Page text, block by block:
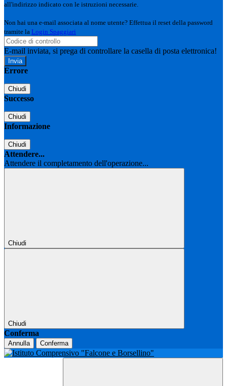
all'indirizzo indicato con le istruzioni necessarie.
Non hai una e-mail associata al nome utente? Effettua il reset della password
tramite la Login Spaggiari
E-mail inviata, si prega di controllare la casella di posta elettronica!
Errore
Chiudi
Successo
Chiudi
Informazione
Chiudi
Attendere...
Attendere il completamento dell'operazione...
Chiudi
Chiudi
Conferma
Annulla Conferma